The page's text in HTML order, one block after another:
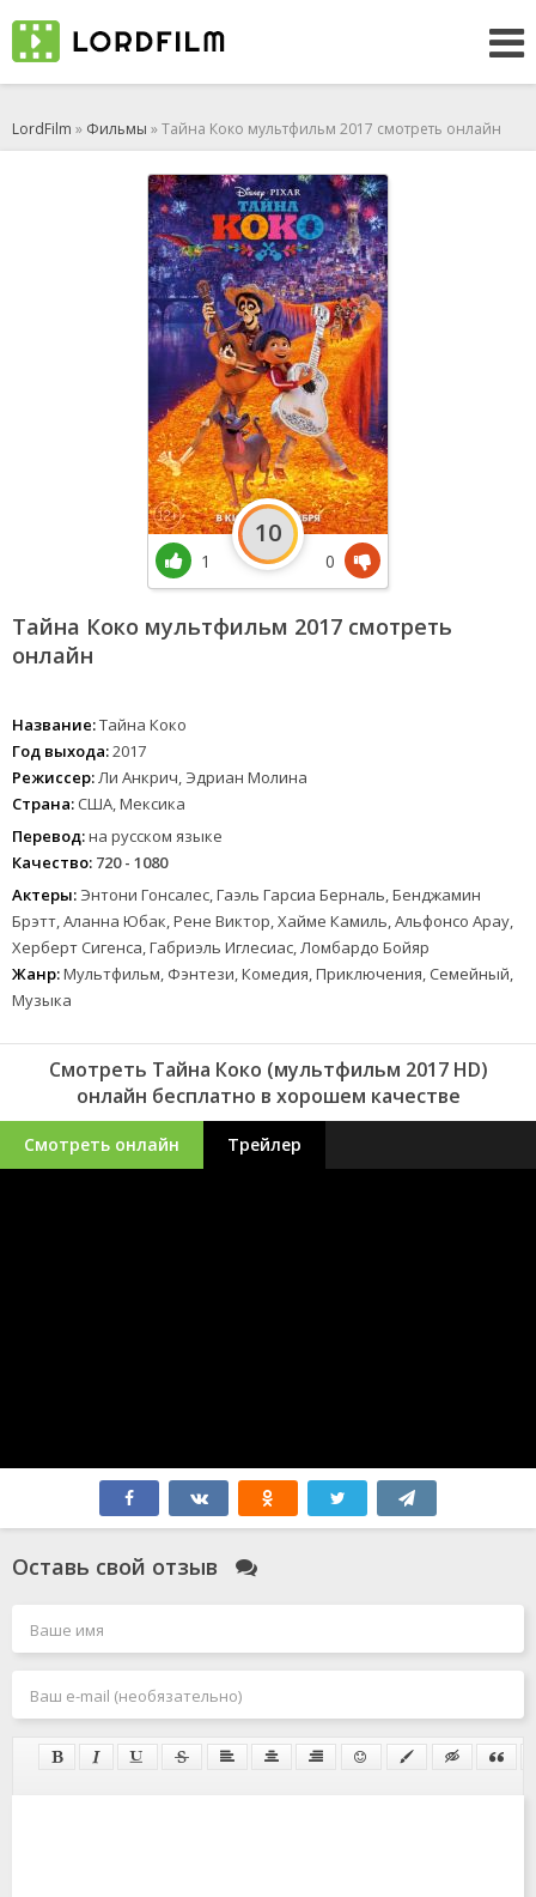
LordFilm » Фильмы » Тайна Коко мультфильм 2017 смотреть онлайн
Тайна Коко мультфильм 2017 смотреть
онлайн
Название:Тайна Коко
Год выхода:2017
Режиссер:Ли Анкрич, Эдриан Молина
Страна: США, Мексика
Перевод:на русском языке
Качество: 720 - 1080
Актеры: Энтони Гонсалес, Гаэль Гарсиа Берналь, Бенджамин
Брэтт, Аланна Юбак, Рене Виктор, Хайме Камиль, Альфонсо Арау,
Херберт Сигенса, Габриэль Иглесиас, Ломбардо Бойяр
Жанр:Мультфильм, Фэнтези, Комедия, Приключения, Семейный,
Музыка
1
10
0
Смотреть Тайна Коко (мультфильм 2017 HD)
онлайн бесплатно в хорошем качестве
Смотреть онлайн Трейлер
Оставь свой отзыв